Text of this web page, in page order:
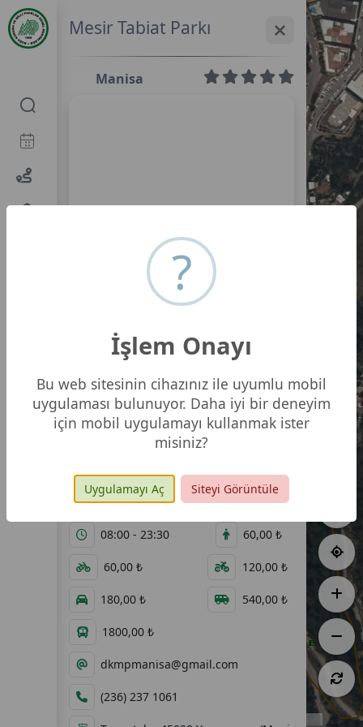
Mesir Tabiat Parkı
Manisa
12,00 ha 22.04.2008
08:00 - 23:30 60,00 ₺
60,00 ₺ 120,00 ₺
180,00 ₺ 540,00 ₺
1800,00 ₺
dkmpmanisa@gmail.com
(236) 237 1061
?
İşlem Onayı
Bu web sitesinin cihazınız ile uyumlu mobil
uygulaması bulunuyor. Daha iyi bir deneyim
için mobil uygulamayı kullanmak ister
misiniz?
Uygulamayı Aç Siteyi Görüntüle